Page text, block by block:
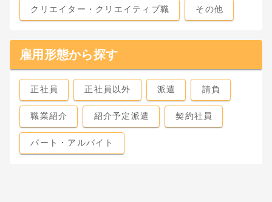
クリエイター・クリエイティブ職 その他
雇用形態から探す
正社員 正社員以外 派遣 請負
職業紹介 紹介予定派遣 契約社員
パート・アルバイト